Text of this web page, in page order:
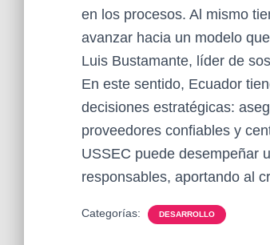
en los procesos. Al mismo
avanzar hacia un modelo
Luis Bustamante, líder de
En este sentido, Ecuador
decisiones estratégicas:
proveedores confiables y
USSEC puede desempeñar
responsables, aportando al
Categorías: DESARROLLO